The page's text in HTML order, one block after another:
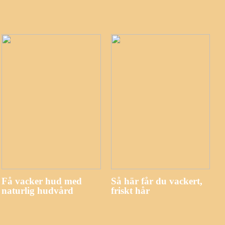
Få vacker hud med
naturlig hudvård
Så här får du vackert,
friskt hår